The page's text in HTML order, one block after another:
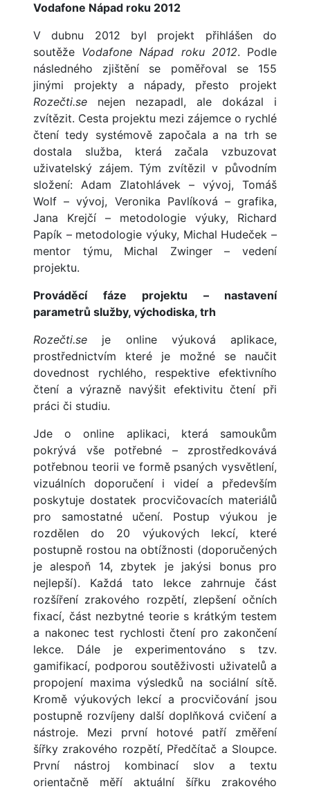
Vodafone Nápad roku 2012
V dubnu 2012 byl projekt přihlášen do
soutěže Vodafone Nápad roku 2012. Podle
následného zjištění se poměřoval se 155
jinými projekty a nápady, přesto projekt
Rozečti.se nejen nezapadl, ale dokázal i
zvítězit. Cesta projektu mezi zájemce o rychlé
čtení tedy systémově započala a na trh se
dostala služba, která začala vzbuzovat
uživatelský zájem. Tým zvítězil v původním
složení: Adam Zlatohlávek – vývoj, Tomáš
Wolf – vývoj, Veronika Pavlíková – grafika,
Jana Krejčí – metodologie výuky, Richard
Papík – metodologie výuky, Michal Hudeček –
mentor týmu, Michal Zwinger – vedení
projektu.
Prováděcí fáze projektu – nastavení
parametrů služby, východiska, trh
Rozečti.se je online výuková aplikace,
prostřednictvím které je možné se naučit
dovednost rychlého, respektive efektivního
čtení a výrazně navýšit efektivitu čtení při
práci či studiu.
Jde o online aplikaci, která samoukům
pokrývá vše potřebné – zprostředkovává
potřebnou teorii ve formě psaných vysvětlení,
vizuálních doporučení i videí a především
poskytuje dostatek procvičovacích materiálů
pro samostatné učení. Postup výukou je
rozdělen do 20 výukových lekcí, které
postupně rostou na obtížnosti (doporučených
je alespoň 14, zbytek je jakýsi bonus pro
nejlepší). Každá tato lekce zahrnuje část
rozšíření zrakového rozpětí, zlepšení očních
fixací, část nezbytné teorie s krátkým testem
a nakonec test rychlosti čtení pro zakončení
lekce. Dále je experimentováno s tzv.
gamifikací, podporou soutěživosti uživatelů a
propojení maxima výsledků na sociální sítě.
Kromě výukových lekcí a procvičování jsou
postupně rozvíjeny další doplňková cvičení a
nástroje. Mezi první hotové patří změření
šířky zrakového rozpětí, Předčítač a Sloupce.
První nástroj kombinací slov a textu
orientačně měří aktuální šířku zrakového